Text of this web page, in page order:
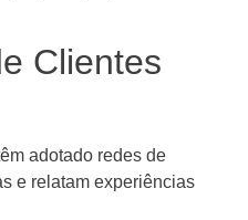
Clientes
adotado redes de
e relatam experiências